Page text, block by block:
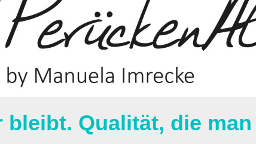
bleibt. Qualität, die